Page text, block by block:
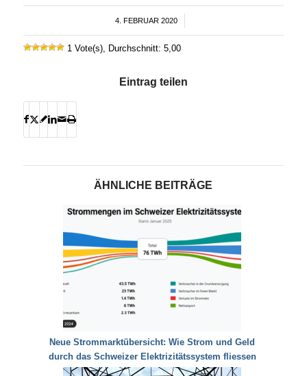
4. FEBRUAR 2020
/
1 Vote(s), Durchschnitt: 5,00
Eintrag teilen
ÄHNLICHE BEITRÄGE
Neue Strommarktübersicht: Wie Strom und Geld
durch das Schweizer Elektrizitätssystem fliessen